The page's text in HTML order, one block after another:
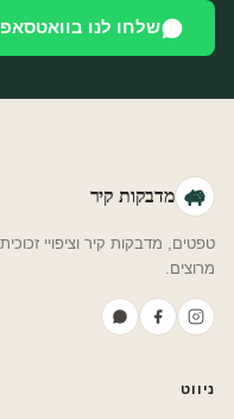
שלחו לנו בוואטסאפ
מדבקות קיר
מרוצים.
ניווט